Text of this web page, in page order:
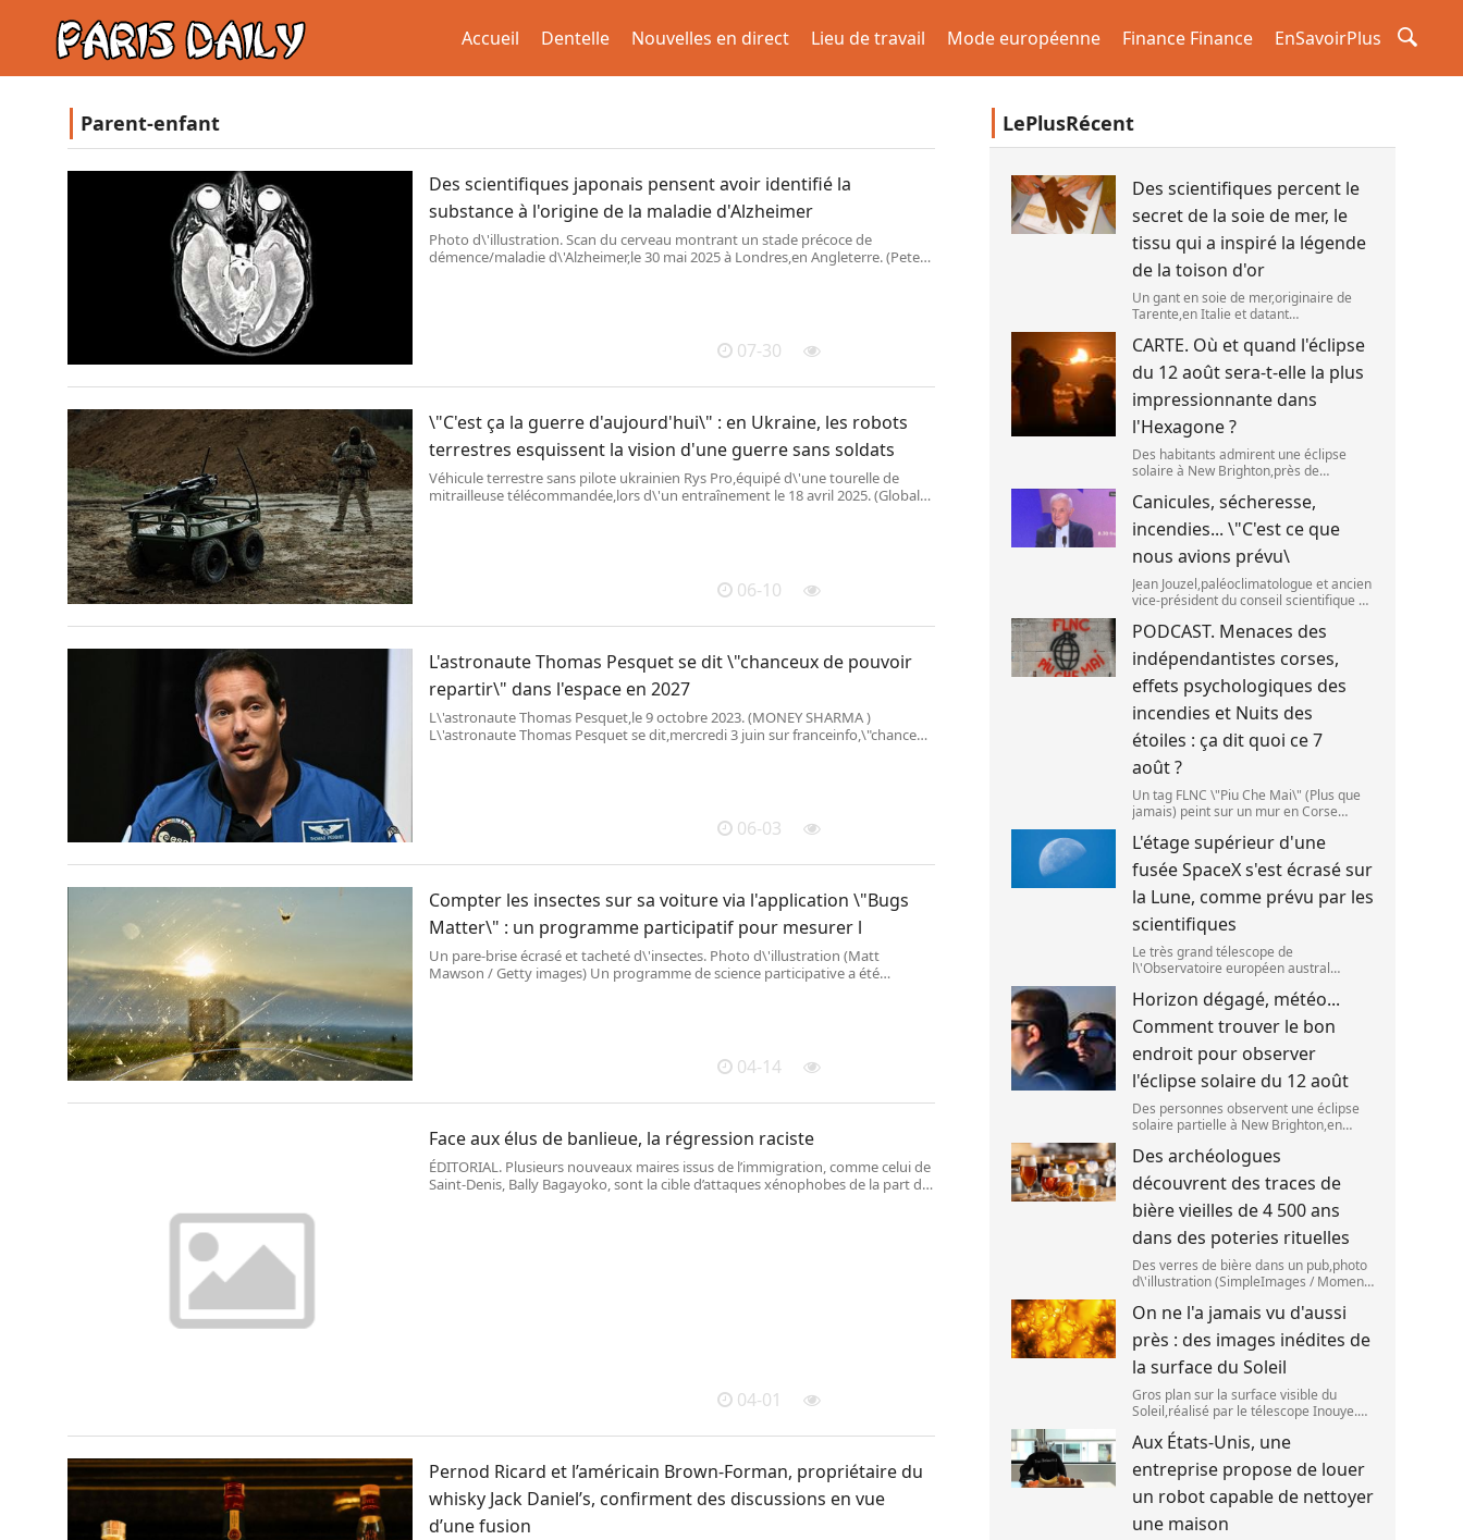
Accueil Dentelle Nouvelles en direct Lieu de travail Mode européenne Finance Finance EnSavoirPlus
Parent-enfant
Des scientifiques japonais pensent avoir identifié la
substance à l'origine de la maladie d'Alzheimer
Photo d\'illustration. Scan du cerveau montrant un stade précoce de
démence/maladie d\'Alzheimer,le 30 mai 2025 à Londres,en Angleterre. (Peter
07-30
\"C'est ça la guerre d'aujourd'hui\" : en Ukraine, les robots
terrestres esquissent la vision d'une guerre sans soldats
Véhicule terrestre sans pilote ukrainien Rys Pro,équipé d\'une tourelle de
mitrailleuse télécommandée,lors d\'un entraînement le 18 avril 2025. (Global
06-10
L'astronaute Thomas Pesquet se dit \"chanceux de pouvoir
repartir\" dans l'espace en 2027
L\'astronaute Thomas Pesquet,le 9 octobre 2023. (MONEY SHARMA )
L\'astronaute Thomas Pesquet se dit,mercredi 3 juin sur franceinfo,\"chanceux
06-03
Compter les insectes sur sa voiture via l'application \"Bugs
Matter\" : un programme participatif pour mesurer l
Un pare-brise écrasé et tacheté d\'insectes. Photo d\'illustration (Matt
Mawson / Getty images) Un programme de science participative a été
04-14
Face aux élus de banlieue, la régression raciste
ÉDITORIAL. Plusieurs nouveaux maires issus de l’immigration, comme celui de
Saint-Denis, Bally Bagayoko, sont la cible d’attaques xénophobes de la part de
04-01
Pernod Ricard et l’américain Brown-Forman, propriétaire du
whisky Jack Daniel’s, confirment des discussions en vue
d’une fusion
LePlusRécent
Des scientifiques percent le
secret de la soie de mer, le
tissu qui a inspiré la légende
de la toison d'or
Un gant en soie de mer,originaire de
Tarente,en Italie et datant
(OWN WORK / JOHN HILL)
CARTE. Où et quand l'éclipse
du 12 août sera-t-elle la plus
impressionnante dans
l'Hexagone ?
Des habitants admirent une éclipse
solaire à New Brighton,près de
septembre 2025. (SANKA
VIDANAGAMA )
Canicules, sécheresse,
incendies... \"C'est ce que
nous avions prévu\
Jean Jouzel,paléoclimatologue et ancien
vice-président du conseil scientifique du
(FRANCEINFO / RADIO FRANCE)
PODCAST. Menaces des
indépendantistes corses,
effets psychologiques des
incendies et Nuits des
étoiles : ça dit quoi ce 7
août ?
Un tag FLNC \"Piu Che Mai\" (Plus que
jamais) peint sur un mur en Corse
CASABIANCA )
L'étage supérieur d'une
fusée SpaceX s'est écrasé sur
la Lune, comme prévu par les
scientifiques
Le très grand télescope de
l\'Observatoire européen austral
preuves que l\'étage supérieur d\'une
fusée de SpaceX s\'est bien écrasé sur
la Lune,le 5 aoû
Horizon dégagé, météo...
Comment trouver le bon
endroit pour observer
l'éclipse solaire du 12 août
Des personnes observent une éclipse
solaire partielle à New Brighton,en
2025. (SANKA VIDANAGAMA )
Des archéologues
découvrent des traces de
bière vieilles de 4 500 ans
dans des poteries rituelles
Des verres de bière dans un pub,photo
d\'illustration (SimpleImages / Moment
boisson alcoolisée du monde. Les
premières traces de bière ont été
retrouvées ch
On ne l'a jamais vu d'aussi
près : des images inédites de
la surface du Soleil
Gros plan sur la surface visible du
Soleil,réalisé par le télescope Inouye.
(NSF/NSO/AURA/MPS) Certains se
préparent peut-être à photographier le
mieux possible l\'éclipse solaire,prévue
le 1
Aux États-Unis, une
entreprise propose de louer
un robot capable de nettoyer
une maison